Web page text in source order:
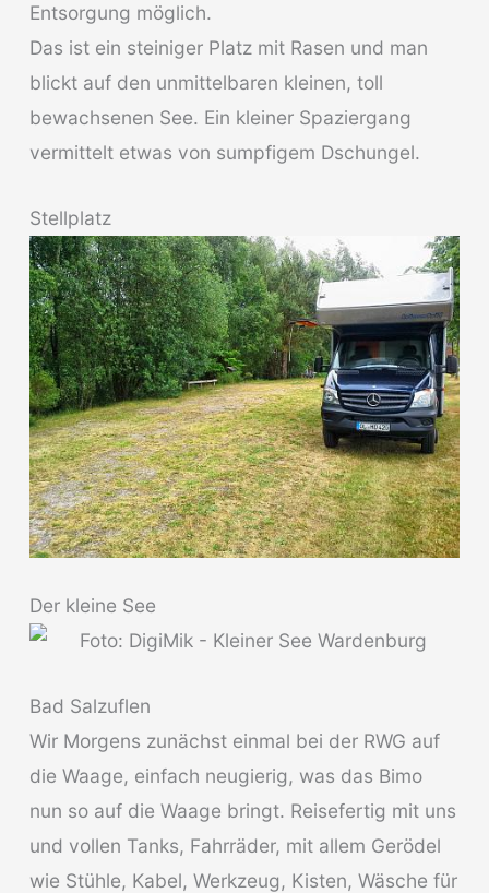
Entsorgung möglich.
Das ist ein steiniger Platz mit Rasen und man
blickt auf den unmittelbaren kleinen, toll
bewachsenen See. Ein kleiner Spaziergang
vermittelt etwas von sumpfigem Dschungel.
Stellplatz
Der kleine See
Bad Salzuflen
Wir Morgens zunächst einmal bei der RWG auf
die Waage, einfach neugierig, was das Bimo
nun so auf die Waage bringt. Reisefertig mit uns
und vollen Tanks, Fahrräder, mit allem Gerödel
wie Stühle, Kabel, Werkzeug, Kisten, Wäsche für